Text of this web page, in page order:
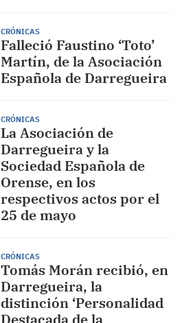
CRÓNICAS
Falleció Faustino ‘Toto’
Martín, de la Asociación
Española de Darregueira
CRÓNICAS
La Asociación de
Darregueira y la
Sociedad Española de
Orense, en los
respectivos actos por el
25 de mayo
CRÓNICAS
Tomás Morán recibió, en
Darregueira, la
distinción ‘Personalidad
Destacada de la